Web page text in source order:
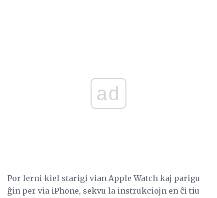
ad
Por lerni kiel starigi vian Apple Watch kaj parigu
ĝin per via iPhone, sekvu la instrukciojn en ĉi tiu